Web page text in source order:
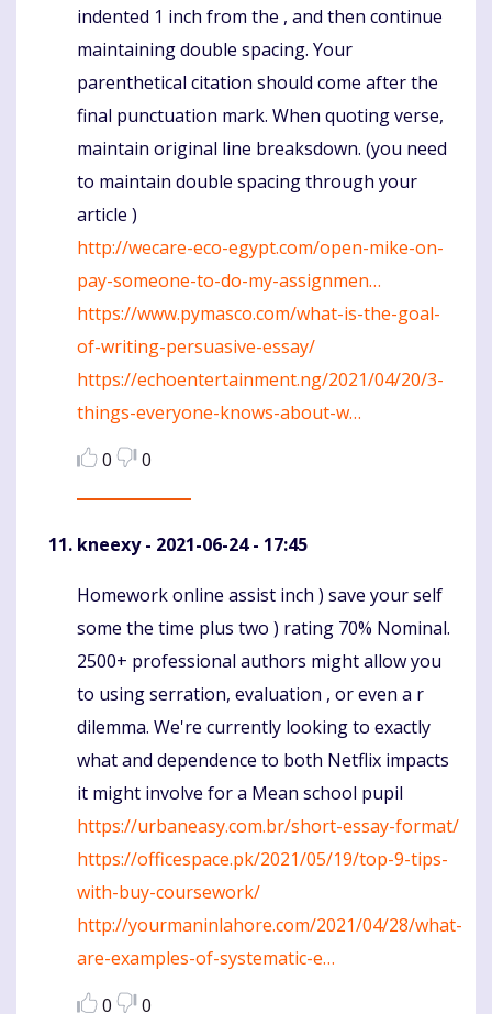
indented 1 inch from the , and then continue
maintaining double spacing. Your
parenthetical citation should come after the
final punctuation mark. When quoting verse,
maintain original line breaksdown. (you need
to maintain double spacing through your
article )
http://wecare-eco-egypt.com/open-mike-on-
pay-someone-to-do-my-assignmen…
https://www.pymasco.com/what-is-the-goal-
of-writing-persuasive-essay/
https://echoentertainment.ng/2021/04/20/3-
things-everyone-knows-about-w…
0
0
kneexy- 2021-06-24 - 17:45
Komentaras
Homework online assist inch ) save your self
some the time plus two ) rating 70% Nominal.
2500+ professional authors might allow you
to using serration, evaluation , or even a r
dilemma. We're currently looking to exactly
what and dependence to both Netflix impacts
it might involve for a Mean school pupil
https://urbaneasy.com.br/short-essay-format/
https://officespace.pk/2021/05/19/top-9-tips-
with-buy-coursework/
http://yourmaninlahore.com/2021/04/28/what-
are-examples-of-systematic-e…
0
0